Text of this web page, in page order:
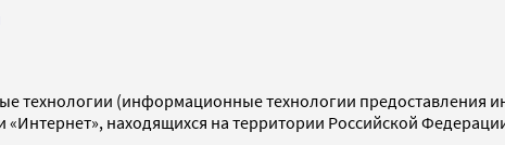
технологии (информационные технологии предоставления
находящихся на территории Российской